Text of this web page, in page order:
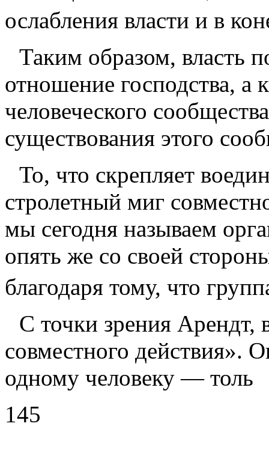
ослабления власти и в
Таким образом, власть
отношение господства, а
человеческого
существования этого
То, что скрепляет
стролетный миг
мы сегодня называем
опять же со своей
благо­даря тому, что
С точки зрения Арендт,
совместного действия».
одному человеку — толь­
145